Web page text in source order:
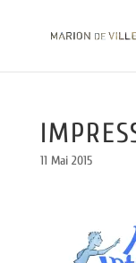
11 Mai 2015